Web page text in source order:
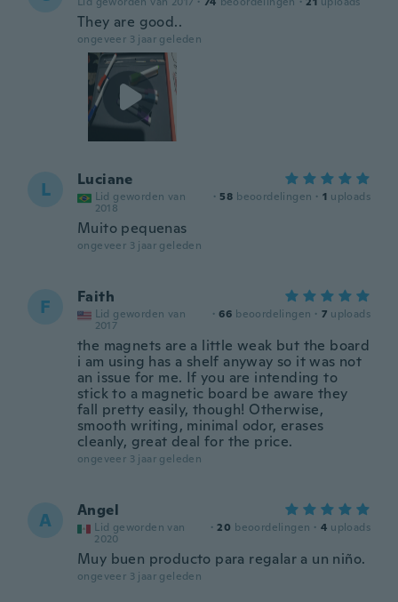
They are good..
ongeveer 3 jaar geleden
L Luciane
Lid geworden van
2018
· 58 beoordelingen · 1 uploads
Muito pequenas
ongeveer 3 jaar geleden
F Faith
Lid geworden van
2017
· 66 beoordelingen · 7 uploads
the magnets are a little weak but the board
i am using has a shelf anyway so it was not
an issue for me. If you are intending to
stick to a magnetic board be aware they
fall pretty easily, though! Otherwise,
smooth writing, minimal odor, erases
cleanly, great deal for the price.
ongeveer 3 jaar geleden
A Angel
Lid geworden van
2020
· 20 beoordelingen · 4 uploads
Muy buen producto para regalar a un niño.
ongeveer 3 jaar geleden